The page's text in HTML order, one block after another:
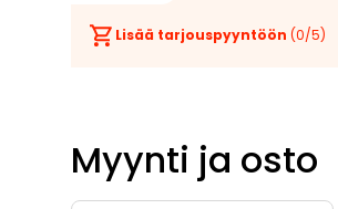
Lisää tarjouspyyntöön (0/5)
Myynti ja osto